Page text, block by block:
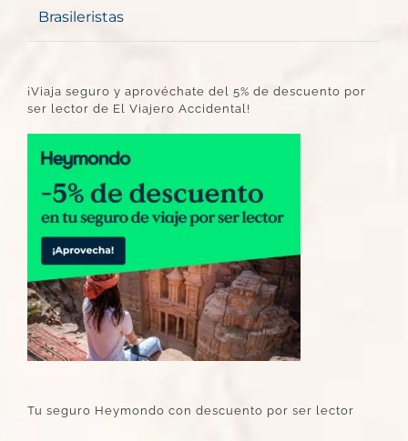
Brasileristas
¡Viaja seguro y aprovéchate del 5% de descuento por
ser lector de El Viajero Accidental!
Tu seguro Heymondo con descuento por ser lector